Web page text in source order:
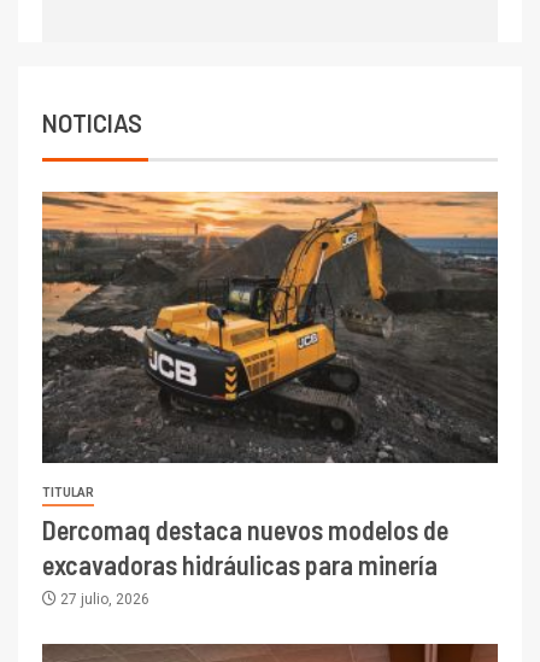
NOTICIAS
TITULAR
Dercomaq destaca nuevos modelos de
excavadoras hidráulicas para minería
27 julio, 2026